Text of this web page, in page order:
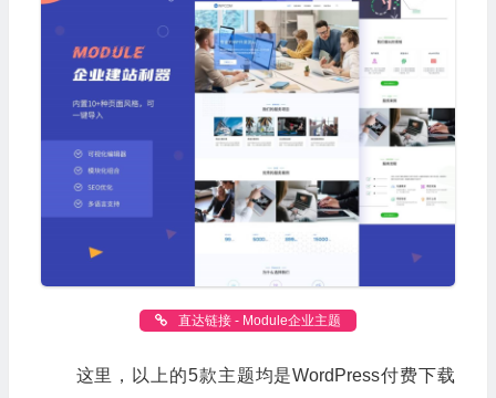
直达链接 - Module企业主题
这里，以上的5款主题均是WordPress付费下载